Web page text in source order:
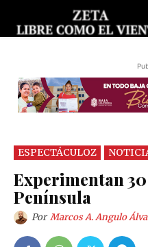
ESPECTÁCULOZ
Experimentan
Península
Por Marcos A. Angulo